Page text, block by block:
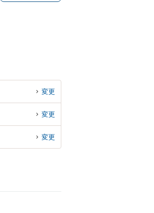
変更
変更
変更